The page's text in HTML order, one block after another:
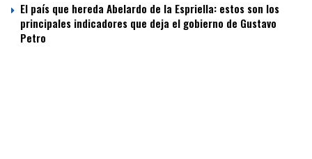
El país que hereda Abelardo de la Espriella: estos son los
principales indicadores que deja el gobierno de Gustavo
Petro